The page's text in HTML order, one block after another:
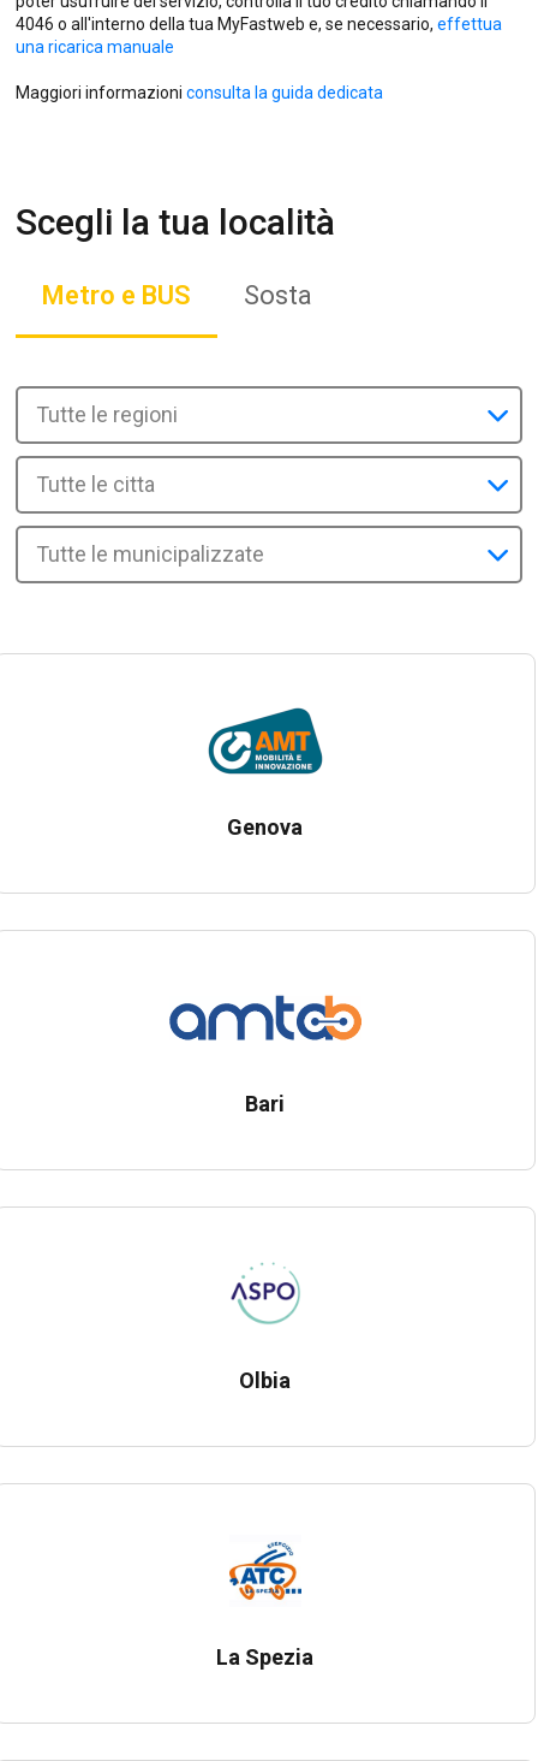
4046 o all'interno della tua MyFastweb e, se necessario, effettua
una ricarica manuale
Maggiori informazioni consulta la guida dedicata
Scegli la tua località
Metro e BUS Sosta
Tutte le regioni
Tutte le citta
Tutte le municipalizzate
Genova
Bari
Olbia
La Spezia